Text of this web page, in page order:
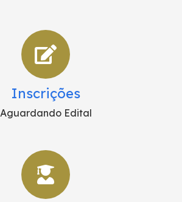
Inscrições
Aguardando Edital